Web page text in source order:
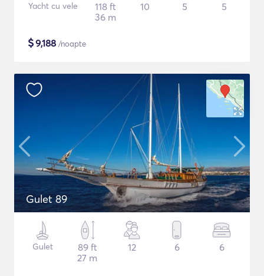
Yacht cu vele
118 ft
36 m
10 5 5
$9,188 /noapte
Gulet 89
Gulet
89 ft
27 m
12 6 6